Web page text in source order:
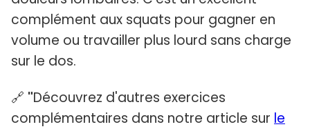
complément aux squats pour gagner en
volume ou travailler plus lourd sans charge
sur le dos.
🔗 "Découvrez d'autres exercices
complémentaires dans notre article sur le